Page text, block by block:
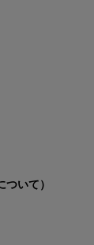
ついて）